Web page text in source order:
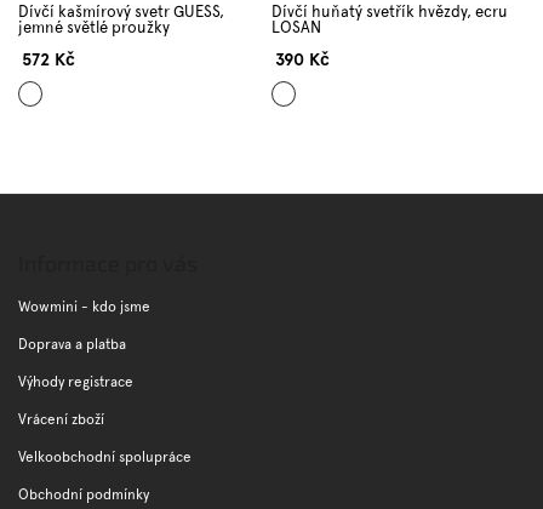
Dívčí kašmírový svetr GUESS,
jemné světlé proužky
572 Kč
Krémová
Dívčí huňatý svetřík hvězdy, ecru
LOSAN
390 Kč
Bílá
Wowmini - kdo jsme
Doprava a platba
Výhody registrace
Vrácení zboží
Velkoobchodní spolupráce
Obchodní podmínky